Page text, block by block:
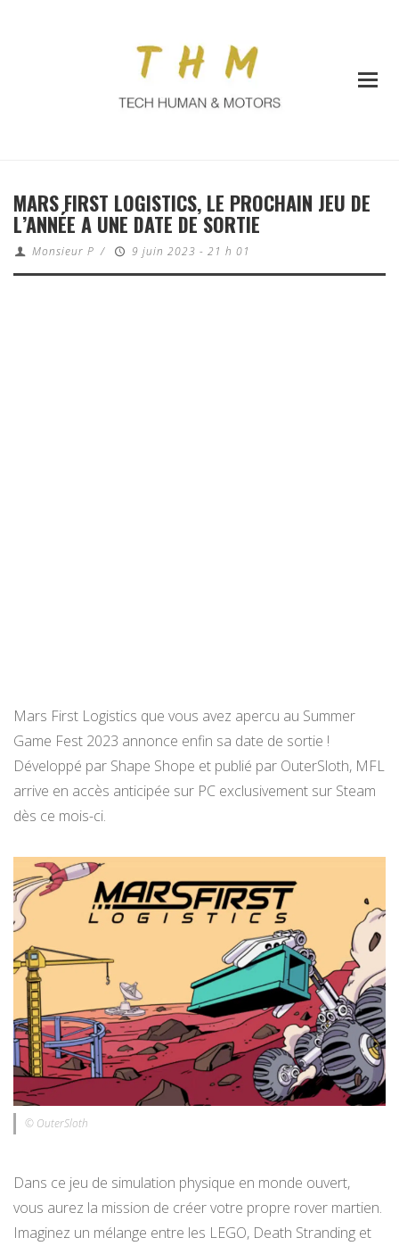
MARS FIRST LOGISTICS, LE PROCHAIN JEU DE
L’ANNÉE A UNE DATE DE SORTIE
Monsieur P / 9 juin 2023 - 21 h 01
Mars First Logistics que vous avez apercu au Summer
Game Fest 2023 annonce enfin sa date de sortie !
Développé par Shape Shope et publié par OuterSloth, MFL
arrive en accès anticipée sur PC exclusivement sur Steam
dès ce mois-ci.
© OuterSloth
Dans ce jeu de simulation physique en monde ouvert,
vous aurez la mission de créer votre propre rover martien.
Imaginez un mélange entre les LEGO, Death Stranding et